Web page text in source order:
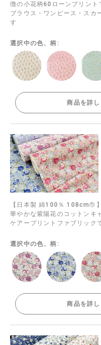
徴の小花柄60ローンプリント
ブラウス・ワンピース・スカ
す
選択中の色、柄:
商品を詳し
【日本製 綿100％ 108cm巾】
華やかな紫陽花のコットンキ
ケアープリントファブリック
選択中の色、柄:
商品を詳し